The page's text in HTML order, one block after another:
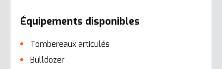
Équipements disponibles
Tombereaux articulés
Bulldozer